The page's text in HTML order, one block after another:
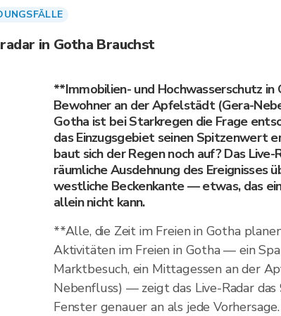
in Gotha Brauchst
**Immobilien- und Hochwasserschutz in
Bewohner an der Apfelstädt (Gera-
Gotha ist bei Starkregen die Frage
das Einzugsgebiet seinen Spitzenwert
baut sich der Regen noch auf? Das
räumliche Ausdehnung des Ereignisses
westliche Beckenkante — etwas, das
allein nicht kann.
**Alle, die Zeit im Freien in Gotha
Aktivitäten im Freien in Gotha — ein
Marktbesuch, ein Mittagessen an der
Nebenfluss) — zeigt das Live-Radar
Fenster genauer an als jede